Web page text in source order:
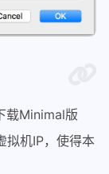
载Minimal版
拟机IP，使得本